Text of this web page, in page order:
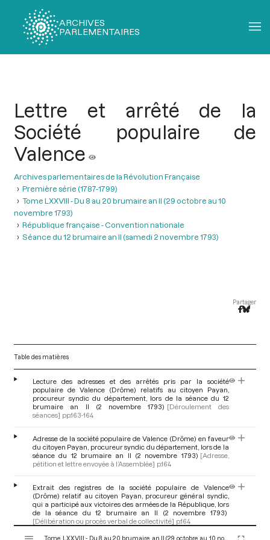
ARCHIVES
PARLEMENTAIRES
Lettre et arrêté de la
Société populaire de
Valence
Archives parlementaires de la Révolution Française
Première série (1787-1799)
Tome LXXVIII - Du 8 au 20 brumaire an II (29 octobre au 10
novembre 1793)
République française - Convention nationale
Séance du 12 brumaire an II (samedi 2 novembre 1793)
Partager
Table des matières
Lecture des adresses et des arrêtés pris par la société
populaire de Valence (Drôme) relatifs au citoyen Payan,
procureur syndic du département, lors de la séance du 12
brumaire an II (2 novembre 1793) [Déroulement des
séances] pp.163-164
Adresse de la société populaire de Valence (Drôme) en faveur
du citoyen Payan, procureur syndic du département, lors de la
séance du 12 brumaire an II (2 novembre 1793) [Adresse,
pétition et lettre envoyée à l’Assemblée] p.164
Extrait des registres de la société populaire de Valence
(Drôme) relatif au citoyen Payan, procureur général syndic,
qui a participé aux victoires des armées de la République, lors
de la séance du 12 brumaire an II (2 novembre 1793)
[Délibération ou procès verbal de collectivité] p.164